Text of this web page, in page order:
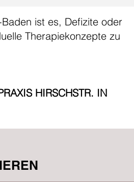
ist es, Defizite oder
Therapiekonzepte zu
HIRSCHSTR. IN